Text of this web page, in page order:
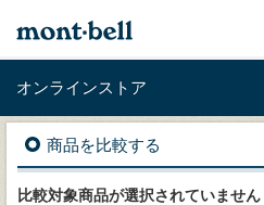
オンラインストア
商品を比較する
比較対象商品が選択されていません